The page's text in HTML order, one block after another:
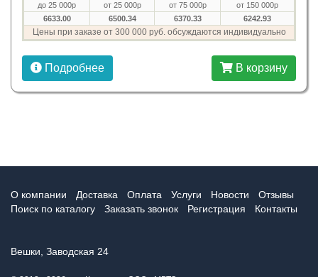
до 25 000р от 25 000р от 75 000р
от 150 000р
6633.00
6500.34 6370.33 6242.93
Цены при заказе от 300 000 руб. обсуждаются индивидуально
Подробнее В корзину
О компании Доставка Оплата Услуги Новости
Отзывы
Поиск по каталогу
Заказать звонок Регистрация Контакты
Вешки, Заводская 24